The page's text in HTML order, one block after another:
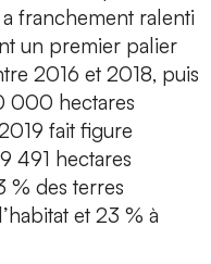
franchement ralenti
un premier palier
2016 et 2018, puis
000 hectares
fait figure
491 hectares
% des terres
et 23 % à